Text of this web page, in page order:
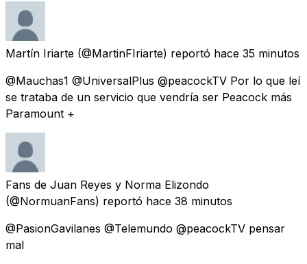
Martín Iriarte (@MartinFIriarte) reportó hace 35 minutos
@Mauchas1 @UniversalPlus @peacockTV Por lo que leí
se trataba de un servicio que vendría ser Peacock más
Paramount +
Fans de Juan Reyes y Norma Elizondo
(@NormuanFans) reportó hace 38 minutos
@PasionGavilanes @Telemundo @peacockTV pensar
mal